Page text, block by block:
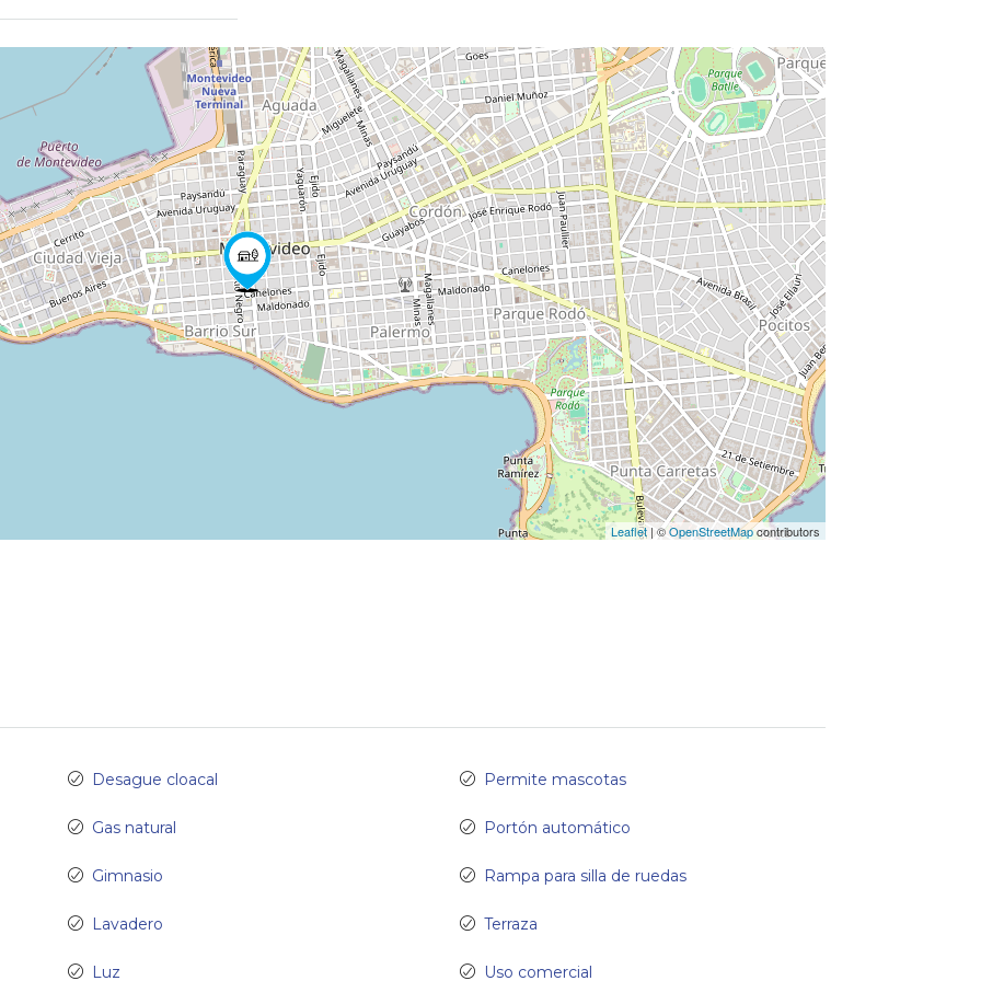
Leaflet | ©OpenStreetMapcontributors
Desague cloacal
Gas natural
Gimnasio
Lavadero
Luz
Permite mascotas
Portón automático
Rampa para silla de ruedas
Terraza
Uso comercial